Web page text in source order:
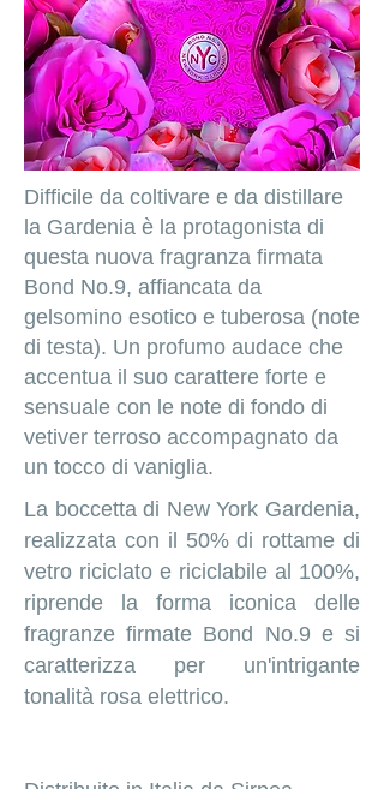
Difficile da coltivare e da distillare
la Gardenia è la protagonista di
questa nuova fragranza firmata
Bond No.9, affiancata da
gelsomino esotico e tuberosa (note
di testa). Un profumo audace che
accentua il suo carattere forte e
sensuale con le note di fondo di
vetiver terroso accompagnato da
un tocco di vaniglia.
La boccetta di New York Gardenia,
realizzata con il 50% di rottame di
vetro riciclato e riciclabile al 100%,
riprende la forma iconica delle
fragranze firmate Bond No.9 e si
caratterizza per un'intrigante
tonalità rosa elettrico.